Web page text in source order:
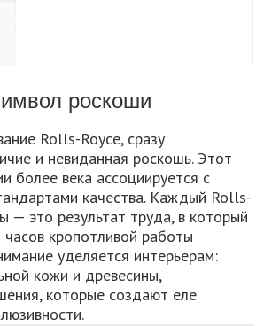
роскоши
Rolls-Royce, сразу
и невиданная роскошь. Этот
более века ассоциируется с
качества. Каждый Rolls-
— это результат труда, в который
кропотливой работы
уделяется интерьерам:
кожи и древесины,
которые создают еле